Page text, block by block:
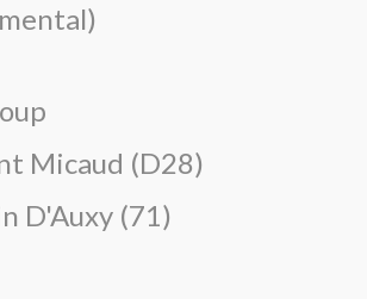
Micaud (D28)
D'Auxy (71)